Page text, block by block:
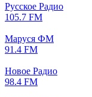
Русское Радио
105.7 FM
Маруся ФМ
91.4 FM
Новое Радио
98.4 FM